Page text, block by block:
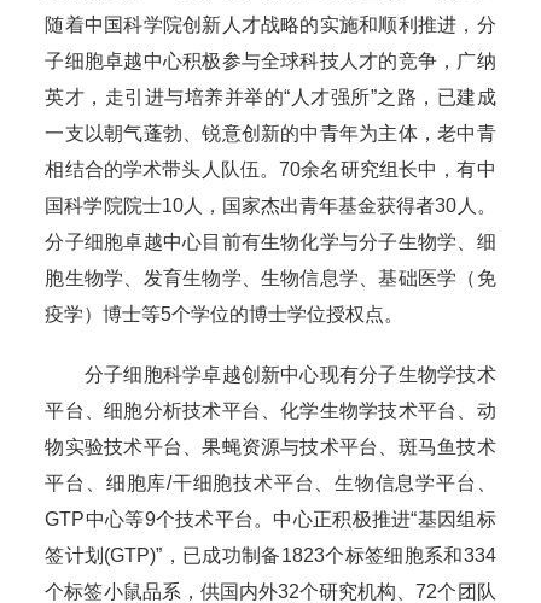
随着中国科学院创新人才战略的实施和顺利推进，分
子细胞卓越中心积极参与全球科技人才的竞争，广纳
英才，走引进与培养并举的“人才强所”之路，已建成
一支以朝气蓬勃、锐意创新的中青年为主体，老中青
相结合的学术带头人队伍。70余名研究组长中，有中
国科学院院士10人，国家杰出青年基金获得者30人。
分子细胞卓越中心目前有生物化学与分子生物学、细
胞生物学、发育生物学、生物信息学、基础医学（免
疫学）博士等5个学位的博士学位授权点。
分子细胞科学卓越创新中心现有分子生物学技术
平台、细胞分析技术平台、化学生物学技术平台、动
物实验技术平台、果蝇资源与技术平台、斑马鱼技术
平台、细胞库/干细胞技术平台、生物信息学平台、
GTP中心等9个技术平台。中心正积极推进“基因组标
签计划(GTP)”，已成功制备1823个标签细胞系和334
个标签小鼠品系，供国内外32个研究机构、72个团队